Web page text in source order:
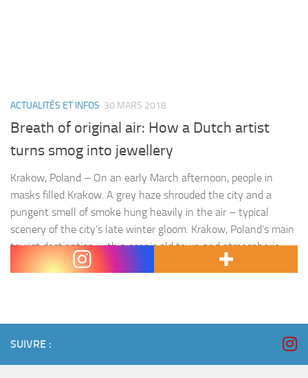
ACTUALITÉS ET INFOS 30 MARS 2018
Breath of original air: How a Dutch artist
turns smog into jewellery
Krakow, Poland – On an early March afternoon, people in
masks filled Krakow. A grey haze shrouded the city and a
pungent smell of smoke hung heavily in the air – typical
scenery of the city’s late winter gloom. Krakow, Poland’s main
tourist destination with a scenic old town and atmospheric
cafes, has long been…
SUIVRE :